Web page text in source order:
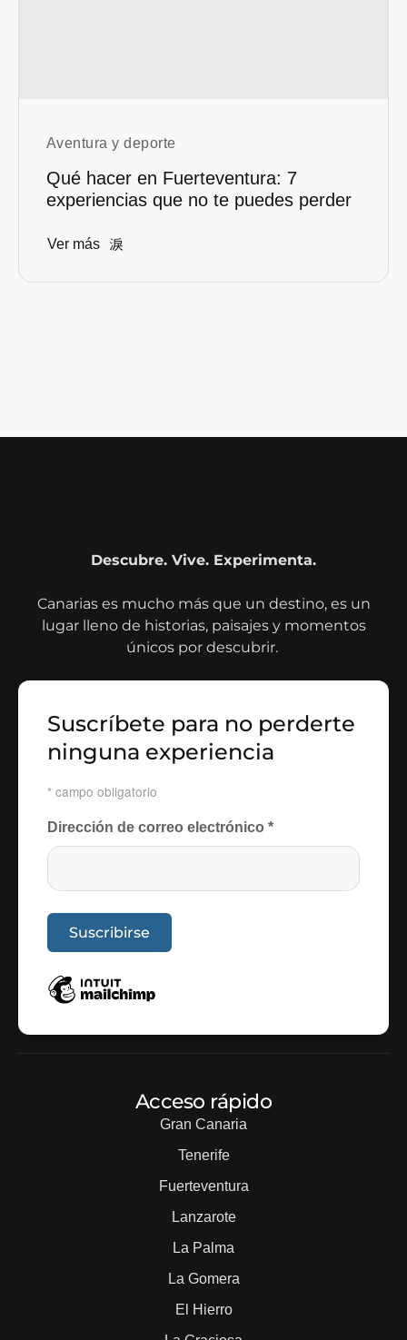
Aventura y deporte
Qué hacer en Fuerteventura: 7
experiencias que no te puedes perder
Ver más
Descubre. Vive. Experimenta.
Canarias es mucho más que un destino, es un
lugar lleno de historias, paisajes y momentos
únicos por descubrir.
Suscríbete para no perderte
ninguna experiencia
* campo obligatorio
Dirección de correo electrónico *
Acceso rápido
Gran Canaria
Tenerife
Fuerteventura
Lanzarote
La Palma
La Gomera
El Hierro